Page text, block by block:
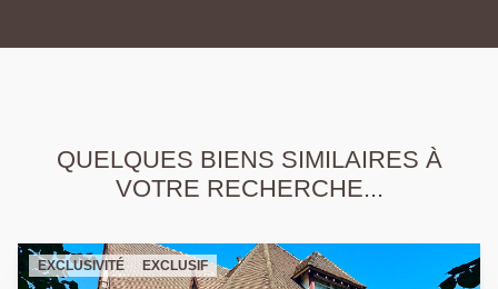
QUELQUES BIENS SIMILAIRES À
VOTRE RECHERCHE...
EXCLUSIVITÉ EXCLUSIF